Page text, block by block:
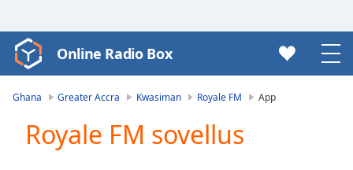
Video
Player
Video
Online Radio Box
Ghana Greater Accra Kwasiman Royale FM App
Royale FM sovellus